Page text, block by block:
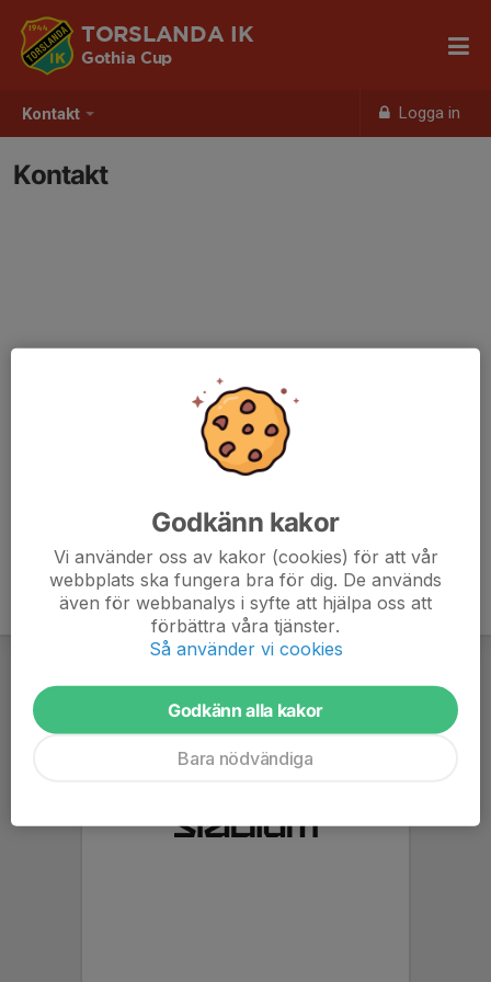
Kontakt Logga in
TORSLANDA IK
Gothia Cup
Kontakt
Godkänn kakor
Vi använder oss av kakor (cookies) för att vår
webbplats ska fungera bra för dig. De används
även för webbanalys i syfte att hjälpa oss att
förbättra våra tjänster.
Så använder vi cookies
Godkänn alla kakor
Bara nödvändiga